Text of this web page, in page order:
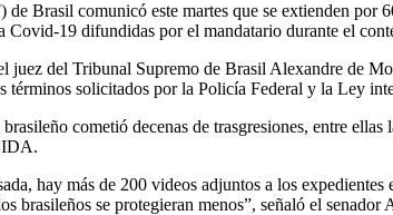
Brasil comunicó este martes que se extienden
Covid-19 difundidas por el mandatario durante el
juez del Tribunal Supremo de Brasil Alexandre de
términos solicitados por la Policía Federal y la Ley
cometió decenas de trasgresiones, entre
hay más de 200 videos adjuntos a los
brasileños se protegieran menos”, señaló el senador